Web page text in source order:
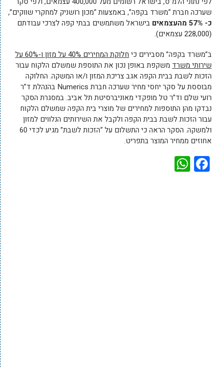
שערכה חברת “משרד בקפה”, באמצעות “מכון רושניק למחקרי שווקים”,
כ- 57% מהעצמאים
בישראל משתמשים בבתי קפה לצרכי עבודתם
(228,000 עצמאים).
ב”משרד בקפה” מסבירים כי
חלוקת המחירים 40% על מזון ו-60% על
שירותי משרד משקפת באופן נכון את התוספת שמשלם הלקוח עבור
הזכות לשבת בבית הקפה אגב צריכת המזון ו/או המשקה. החלוקה
מבוססת על סקר יחסי מחיר שערכה חברת Numerics בהנהלת ד”ר
רועי שלם וד”ר טל מופקדי מאוניברסיטת תל אביב. במסגרת הסקר
נבדקו מהן התוספות למחירים של מוצרי בית הקפה שמשלם הלקוח
עבור הזכות לשבת בבית הקפה ולקבל את השירותים הנלווים למזון
ולמשקה. הסקר הראה כי התשלום על “הזכות לשבת” מגיע לכדי 60
אחוזים ממחיר המוצר בתפריט.
Facebook